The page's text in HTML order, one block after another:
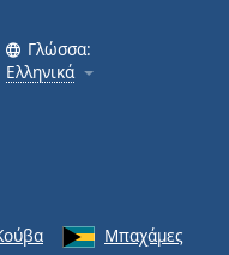
Γλώσσα:
Ελληνικά
Μπαχάμες